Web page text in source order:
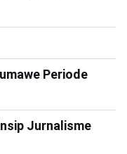
Periode
Jurnalisme